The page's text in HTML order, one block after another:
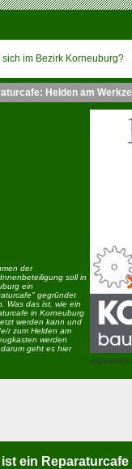
sich im Bezirk Korneuburg?
Helden am
der
soll in
ein
gegründet
Was das ist, wie ein
in Korneuburg
werden kann und
r zum Helden am
werden
geht es hier
ist ein Reparaturcafe